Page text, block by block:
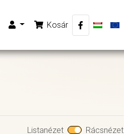
Kosár
Listanézet Rácsnézet